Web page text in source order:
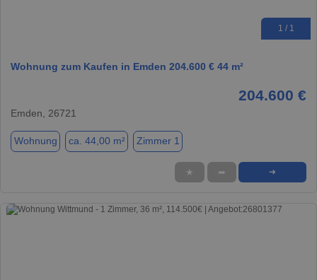
1 / 1
Wohnung zum Kaufen in Emden 204.600 € 44 m²
204.600 €
Emden, 26721
Wohnung ca. 44,00 m² Zimmer 1
★ ➦ ➜